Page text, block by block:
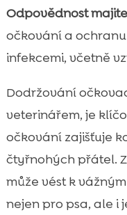
Odpovědnost
očkování a
infekcemi, včetně
Dodržování
veterinářem, je
očkování zajišťuje
čtyřnohých přátel.
může vést k
nejen pro psa, ale i